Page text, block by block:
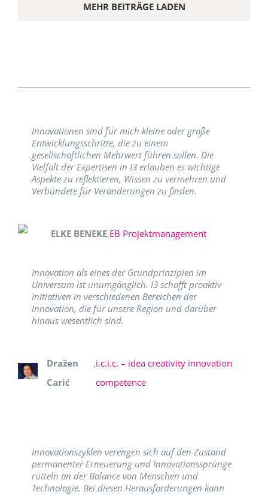
MEHR BEITRÄGE LADEN
Innovationen sind für mich kleine oder große
Entwicklungsschritte, die zu einem
gesellschaftlichen Mehrwert führen sollen. Die
Vielfalt der Expertisen in I3 erlauben es wichtige
Aspekte zu reflektieren, Wissen zu vermehren und
Verbündete für Veränderungen zu finden.
ELKE BENEKE,EB Projektmanagement
Innovation als eines der Grundprinzipien im
Universum ist unumgänglich. I3 schafft proaktiv
Initiativen in verschiedenen Bereichen der
Innovation, die für unsere Region und darüber
hinaus wesentlich sind.
Dražen
Carić
,i.c.i.c. – idea creativity innovation
competence
Innovationszyklen verengen sich auf den Zustand
permanenter Erneuerung und Innovationssprünge
rütteln an der Balance von Menschen und
Technologie. Bei diesen Herausforderungen kann